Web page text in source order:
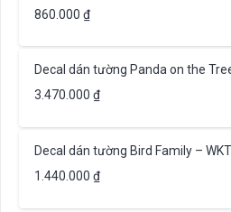
860.000 ₫
Decal dán tường Panda on the
3.470.000 ₫
Decal dán tường Bird Family –
1.440.000 ₫